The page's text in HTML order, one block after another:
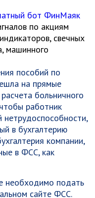
бот ФинМаяк
по акциям
свечных
машинного
пособий по
на прямые
больничного
работник
в бухгалтерию
компании,
в ФСС, как
необходимо подать
сайте ФСС.